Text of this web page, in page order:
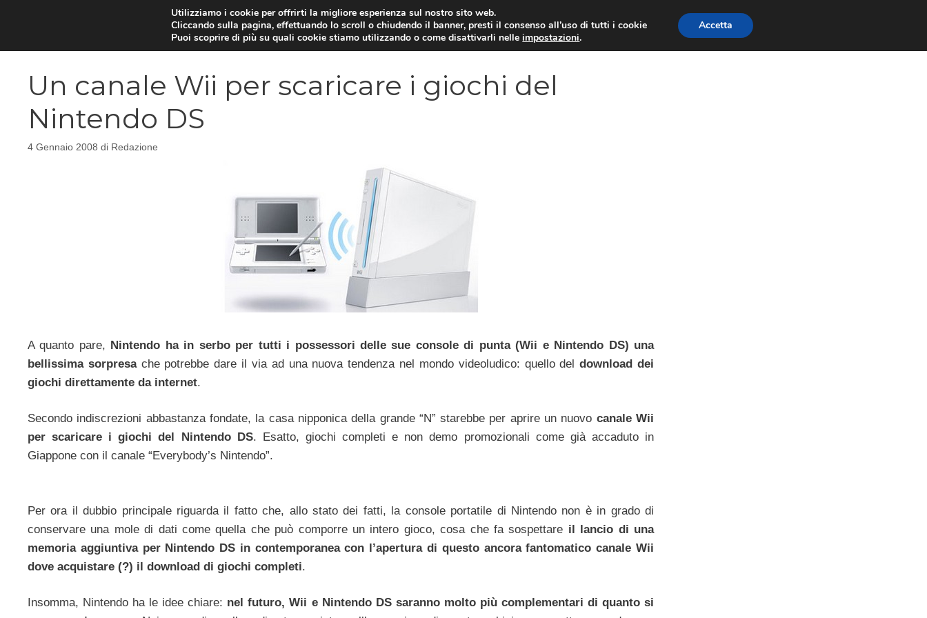
VIDEOGIOCHI NEWS RECENSIONI TRAILER GIOCHI
Un canale Wii per scaricare i giochi del
Nintendo DS
4 Gennaio 2008 di Redazione
A quanto pare, Nintendo ha in serbo per tutti i possessori delle sue console di punta (Wii e Nintendo DS) una
bellissima sorpresache potrebbe dare il via ad una nuova tendenza nel mondo videoludico: quello deldownload dei
giochi direttamente da internet.
Secondo indiscrezioni abbastanza fondate, la casa nipponica della grande “N” starebbe per aprire un nuovo canale Wii
per scaricare i giochi del Nintendo DS. Esatto, giochi completi e non demo promozionali come già accaduto in
Giappone con il canale “Everybody’s Nintendo”.
Per ora il dubbio principale riguarda il fatto che, allo stato dei fatti, la console portatile di Nintendo non è in grado di
conservare una mole di dati come quella che può comporre un intero gioco, cosa che fa sospettare il lancio di una
memoria aggiuntiva per Nintendo DS in contemporanea con l’apertura di questo ancora fantomatico canale Wii
dove acquistare (?) il download di giochi completi.
Insomma, Nintendo ha le idee chiare: nel futuro, Wii e Nintendo DS saranno molto più complementari di quanto si
Utilizziamo i cookie per offrirti la migliore esperienza sul nostro sito web.
Cliccando sulla pagina, effettuando lo scroll o chiudendo il banner, presti il consenso all’uso di tutti i cookie
Puoi scoprire di più su quali cookie stiamo utilizzando o come disattivarli nelleimpostazioni.
Accetta